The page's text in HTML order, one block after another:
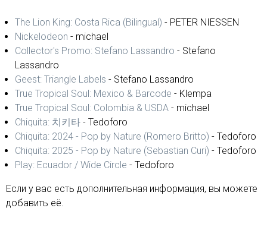
The Lion King: Costa Rica (Bilingual) - PETER NIESSEN
Nickelodeon - michael
Collector's Promo: Stefano Lassandro - Stefano
Lassandro
Geest: Triangle Labels - Stefano Lassandro
True Tropical Soul: Mexico & Barcode - Klempa
True Tropical Soul: Colombia & USDA - michael
Chiquita: 치키타 - Tedoforo
Chiquita: 2024 - Pop by Nature (Romero Britto) - Tedoforo
Chiquita: 2025 - Pop by Nature (Sebastian Curi) - Tedoforo
Play: Ecuador / Wide Circle - Tedoforo
Если у вас есть дополнительная информация, вы можете
добавить её.